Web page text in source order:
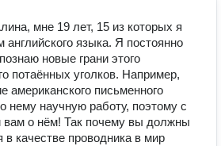
мне 19 лет, 15 из которых я
языка. Я постоянно
новые грани этого
потаённых уголков. Например,
американского письменного
нему научную работу, поэтому с
вам о нём! Так почему вы должны
качестве проводника в мир